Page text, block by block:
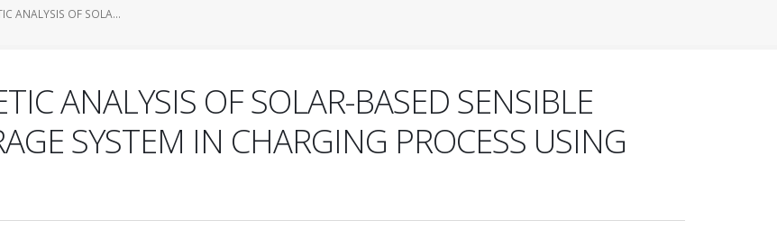
ANALYSIS OF SOLA...
ANALYSIS OF SOLAR-BASED SENSIBLE
SYSTEM IN CHARGING PROCESS USING